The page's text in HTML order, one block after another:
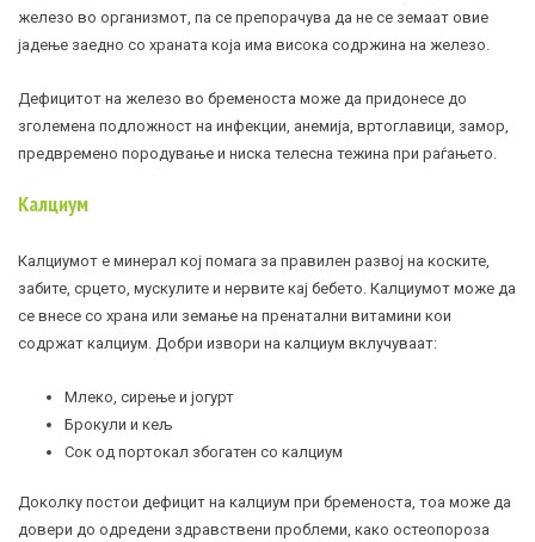
железо во организмот, па се препорачува да не се земаат овие
јадење заедно со храната која има висока содржина на железо.
Дефицитот на железо во бременоста може да придонесе до
зголемена подложност на инфекции, анемија , вртоглавици, замор,
предвремено породување и ниска телесна тежина при раѓањето.
Калциум
Калциумот е минерал кој помага за правилен развој на коските,
забите, срцето, мускулите и нервите кај бебето. Калциумот може да
се внесе со храна или земање на пренатални витамини кои
содржат калциум. Добри извори на калциум вклучуваат:
Млеко, сирење и јогурт
Брокули и кељ
Сок од портокал збогатен со калциум
Доколку постои дефицит на калциум при бременоста, тоа може да
довери до одредени здравствени проблеми, како остеопороза